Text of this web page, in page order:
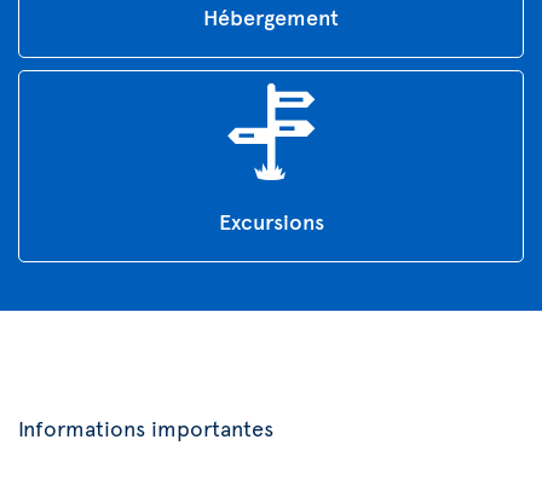
Hébergement
Excursions
Informations importantes